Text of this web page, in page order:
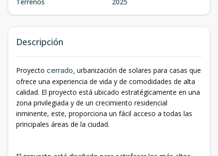
Descripción
Proyecto cerrado, urbanización de solares para casas que
ofrece una experiencia de vida y de comodidades de alta
calidad. El proyecto está ubicado estratégicamente en una
zona privilegiada y de un crecimiento residencial
inminente, este, proporciona un fácil acceso a todas las
principales áreas de la ciudad.